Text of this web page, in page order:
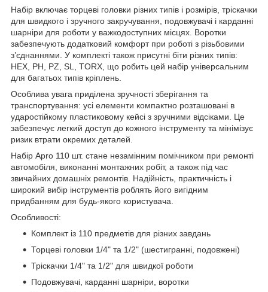
Набір включає торцеві головки різних типів і розмірів, тріскачки
для швидкого і зручного закручування, подовжувачі і карданні
шарніри для роботи у важкодоступних місцях. Воротки
забезпечують додатковий комфорт при роботі з різьбовими
з’єднаннями. У комплекті також присутні біти різних типів:
HEX, PH, PZ, SL, TORX, що робить цей набір універсальним
для багатьох типів кріплень.
Особлива увага приділена зручності зберігання та
транспортування: усі елементи компактно розташовані в
ударостійкому пластиковому кейсі з зручними відсіками. Це
забезпечує легкий доступ до кожного інструменту та мінімізує
ризик втрати окремих деталей.
Набір Apro 110 шт. стане незамінним помічником при ремонті
автомобіля, виконанні монтажних робіт, а також під час
звичайних домашніх ремонтів. Надійність, практичність і
широкий вибір інструментів роблять його вигідним
придбанням для будь-якого користувача.
Особливості:
Комплект із 110 предметів для різних завдань
Торцеві головки 1/4" та 1/2" (шестигранні, подовжені)
Тріскачки 1/4" та 1/2" для швидкої роботи
Подовжувачі, карданні шарніри, воротки